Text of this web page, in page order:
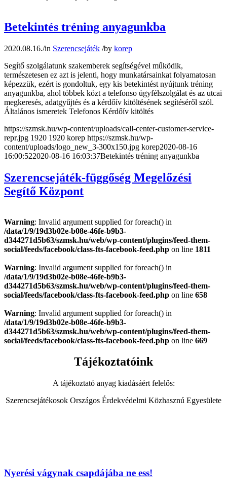
Betekintés tréning anyagunkba
2020.08.16./in Szerencsejáték /by korep
Segítő szolgálatunk szakemberek segítségével működik,
természetesen ez azt is jelenti, hogy munkatársainkat folyamatosan
képezzük, ezért is gondoltuk, egy kis betekintést nyújtunk tréning
anyagunkba, ahol többek közt a telefonso ügyfélszolgálat és az utcai
megkeresés, adatgyűjtés és a kérdőív kitöltésének segítéséről szól.
Általános ismeretek Telefonos Kérdőív kitöltés
https://szmsk.hu/wp-content/uploads/call-center-customer-service-
repr.jpg 1920 1920 korep https://szmsk.hu/wp-
content/uploads/logo_new_3-300x150.jpg korep2020-08-16
16:00:522020-08-16 16:03:37Betekintés tréning anyagunkba
Szerencsejáték-függőség Megelőzési
Segítő Központ
Warning: Invalid argument supplied for foreach() in
/data/1/9/19d3b02e-b08e-46fe-b9b3-
d344271d5b63/szmsk.hu/web/wp-content/plugins/feed-them-
social/feeds/facebook/class-fts-facebook-feed.php on line 1811
Warning: Invalid argument supplied for foreach() in
/data/1/9/19d3b02e-b08e-46fe-b9b3-
d344271d5b63/szmsk.hu/web/wp-content/plugins/feed-them-
social/feeds/facebook/class-fts-facebook-feed.php on line 658
Warning: Invalid argument supplied for foreach() in
/data/1/9/19d3b02e-b08e-46fe-b9b3-
d344271d5b63/szmsk.hu/web/wp-content/plugins/feed-them-
social/feeds/facebook/class-fts-facebook-feed.php on line 669
Tájékoztatóink
A tájékoztató anyag kiadásáért felelős:
Szerencsejátékosok Országos Érdekvédelmi Közhasznú Egyesülete
Nyerési vágynak csapdájába ne ess!